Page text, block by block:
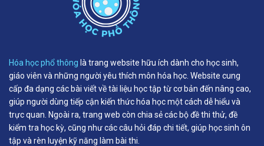
Hóa học phổ thông là trang website hữu ích dành cho học sinh,
giáo viên và những người yêu thích môn hóa học. Website cung
cấp đa dạng các bài viết về tài liệu học tập từ cơ bản đến nâng cao,
giúp người dùng tiếp cận kiến thức hóa học một cách dễ hiểu và
trực quan. Ngoài ra, trang web còn chia sẻ các bộ đề thi thử, đề
kiểm tra học kỳ, cũng như các câu hỏi đáp chi tiết, giúp học sinh ôn
tập và rèn luyện kỹ năng làm bài thi.